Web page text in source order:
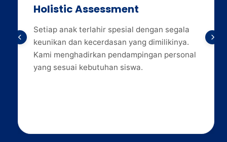
Holistic Assessment
Setiap anak terlahir spesial dengan segala
keunikan dan kecerdasan yang dimilikinya.
Kami menghadirkan pendampingan personal
yang sesuai kebutuhan siswa.